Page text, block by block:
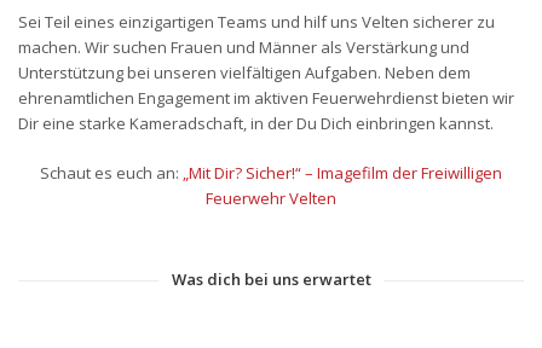
Sei Teil eines einzigartigen Teams und hilf uns Velten sicherer zu
machen. Wir suchen Frauen und Männer als Verstärkung und
Unterstützung bei unseren vielfältigen Aufgaben. Neben dem
ehrenamtlichen Engagement im aktiven Feuerwehrdienst bieten wir
Dir eine starke Kameradschaft, in der Du Dich einbringen kannst.
Schaut es euch an: „Mit Dir? Sicher!“ – Imagefilm der Freiwilligen
Feuerwehr Velten
Was dich bei uns erwartet